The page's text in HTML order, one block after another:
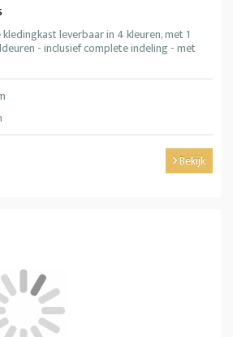
leverbaar in 4 kleuren, met 1
- inclusief complete indeling - met
Bekijk